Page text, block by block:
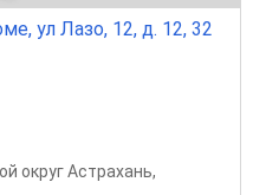
ул Лазо, 12, д. 12, 32
округ Астрахань,